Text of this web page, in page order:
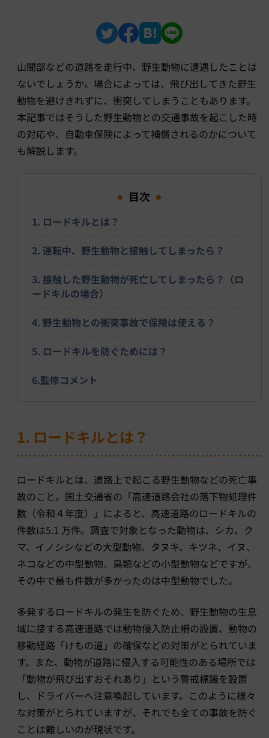
山間部などの道路を走行中、野生動物に遭遇したことは
ないでしょうか。場合によっては、飛び出してきた野生
動物を避けきれずに、衝突してしまうこともあります。
本記事ではそうした野生動物との交通事故を起こした時
の対応や、自動車保険によって補償されるのかについて
も解説します。
目次
1. ロードキルとは？
2. 運転中、野生動物と接触してしまったら？
3. 接触した野生動物が死亡してしまったら？（ロ
ードキルの場合）
4. 野生動物との衝突事故で保険は使える？
5. ロードキルを防ぐためには？
6.監修コメント
1. ロードキルとは？
ロードキルとは、道路上で起こる野生動物などの死亡事
故のこと。国土交通省の「高速道路会社の落下物処理件
数（令和４年度）」によると、高速道路のロードキルの
件数は5.1 万件。調査で対象となった動物は、シカ、ク
マ、イノシシなどの大型動物、タヌキ、キツネ、イヌ、
ネコなどの中型動物、鳥類などの小型動物などですが、
その中で最も件数が多かったのは中型動物でした。
多発するロードキルの発生を防ぐため、野生動物の生息
域に接する高速道路では動物侵入防止柵の設置、動物の
移動経路「けもの道」の確保などの対策がとられていま
す。また、動物が道路に侵入する可能性のある場所では
「動物が飛び出すおそれあり」という警戒標識を設置
し、ドライバーへ注意喚起しています。このように様々
な対策がとられていますが、それでも全ての事故を防ぐ
ことは難しいのが現状です。